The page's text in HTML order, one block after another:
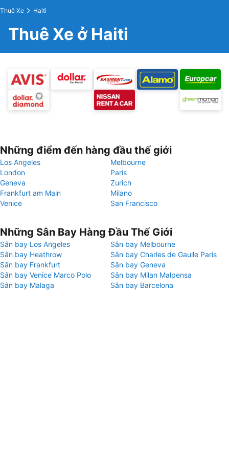
Thuê Xe Haiti
Thuê Xe ở Haiti
Những điểm đến hàng đầu thế giới
Los Angeles
Melbourne
London
Paris
Geneva
Zurich
Frankfurt am Main
Milano
Venice
San Francisco
Những Sân Bay Hàng Đầu Thế Giới
Sân bay Los Angeles
Sân bay Melbourne
Sân bay Heathrow
Sân bay Charles de Gaulle Paris
Sân bay Frankfurt
Sân bay Geneva
Sân bay Venice Marco Polo
Sân bay Milan Malpensa
Sân bay Malaga
Sân bay Barcelona